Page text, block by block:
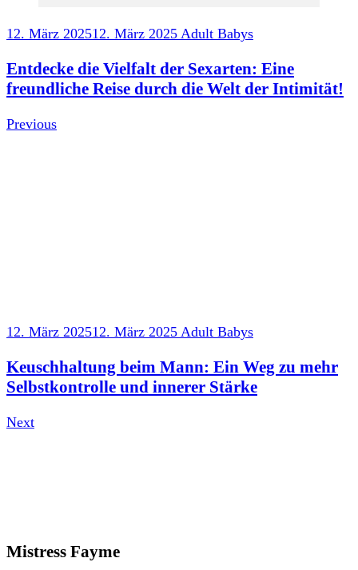
12. März 202512. März 2025 Adult Babys
Entdecke die Vielfalt der Sexarten: Eine
freundliche Reise durch die Welt der Intimität!
Previous
12. März 202512. März 2025 Adult Babys
Keuschhaltung beim Mann: Ein Weg zu mehr
Selbstkontrolle und innerer Stärke
Next
Mistress Fayme